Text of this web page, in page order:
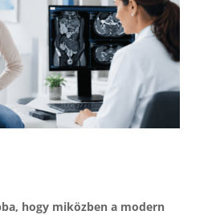
hogy miközben a modern